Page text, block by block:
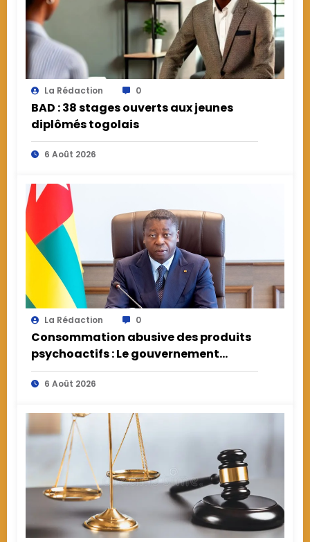
La Rédaction 0
BAD : 38 stages ouverts aux jeunes
diplômés togolais
6 Août 2026
La Rédaction 0
Consommation abusive des produits
psychoactifs : Le gouvernement
appelle à la responsabilité face à une
menace de santé publique
6 Août 2026